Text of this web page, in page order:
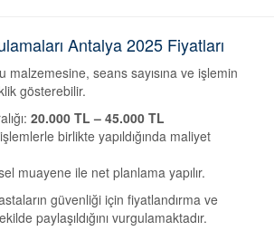
Antalya 2025 Fiyatları
malzemesine, seans sayısına ve işlemin
gösterebilir.
20.000 TL – 45.000 TL
birlikte yapıldığında maliyet
muayene ile net planlama yapılır.
güvenliği için fiyatlandırma ve
paylaşıldığını vurgulamaktadır.